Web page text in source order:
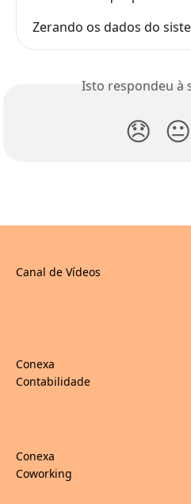
Zerando os dados do
Isto respondeu à
😞 😐
Canal de Vídeos
Conexa
Contabilidade
Conexa
Coworking